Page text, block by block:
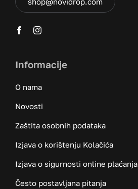
Informacije
O nama
Novosti
Zaštita osobnih podataka
Izjava o korištenju Kolačića
Izjava o sigurnosti online plaćanja
Često postavljana pitanja